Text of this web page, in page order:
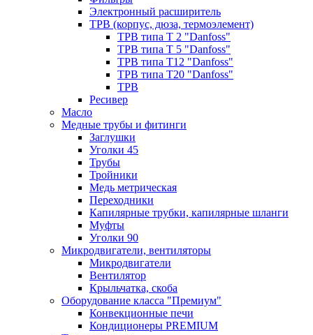
Электронный расширитель
ТРВ (корпус, дюза, термоэлемент)
ТРВ типа Т 2 "Danfoss"
ТРВ типа Т 5 "Danfoss"
ТРВ типа Т12 "Danfoss"
ТРВ типа Т20 "Danfoss"
ТРВ
Ресивер
Масло
Медные трубы и фитинги
Заглушки
Уголки 45
Трубы
Тройники
Медь метрическая
Переходники
Капилярные трубки, капилярные шланги
Муфты
Уголки 90
Микродвигатели, вентиляторы
Микродвигатели
Вентилятор
Крыльчатка, скоба
Оборудование класса "Премиум"
Конвекционные печи
Кондиционеры PREMIUM